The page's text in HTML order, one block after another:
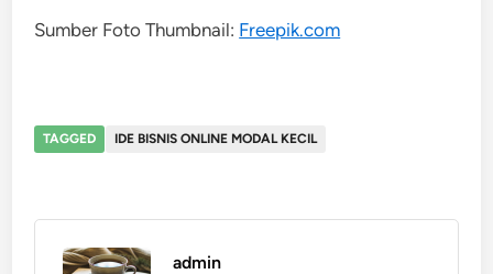
Sumber Foto Thumbnail: Freepik.com
TAGGED IDE BISNIS ONLINE MODAL KECIL
admin